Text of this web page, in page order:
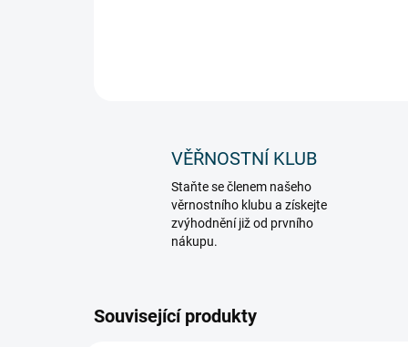
VĚŘNOSTNÍ KLUB
Staňte se členem našeho
věrnostního klubu a získejte
zvýhodnění již od prvního
nákupu.
Související produkty